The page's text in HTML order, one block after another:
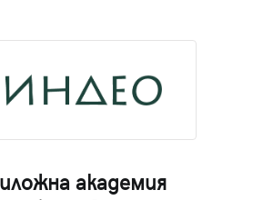
академия